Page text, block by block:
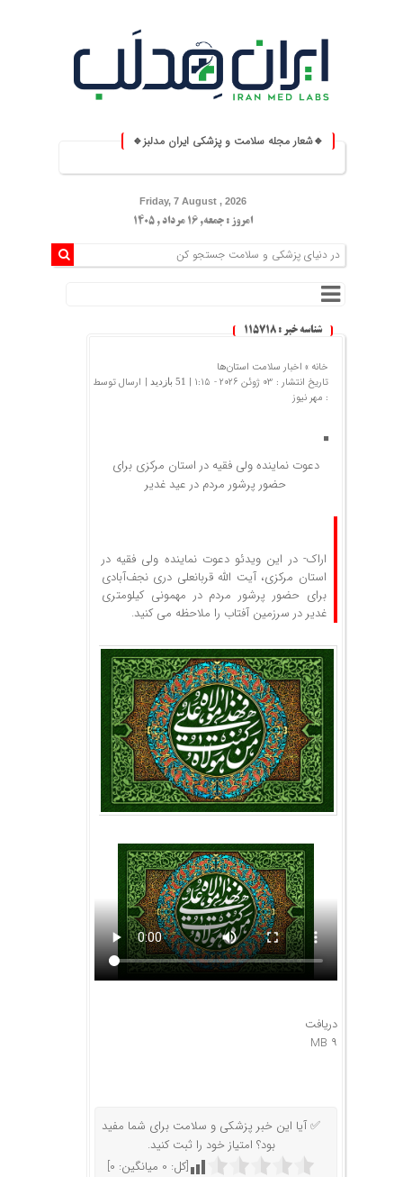
🔹شعار مجله سلامت و پزشکی ایران مدلبز🔹
Friday, 7 August , 2026
امروز : جمعه, ۱۶ مرداد , ۱۴۰۵
شناسه خبر : 115718
خانه » اخبار سلامت استان‌ها
تاریخ انتشار : 03 ژوئن 2026 - 1:15 |
51 بازدید
| ارسال توسط
: مهر نیوز
دعوت نماینده ولی فقیه در استان مرکزی برای
حضور پرشور مردم در عید غدیر
اراک- در این ویدئو دعوت نماینده ولی فقیه در
استان مرکزی، آیت الله قربانعلی دری نجف‌آبادی
برای حضور پرشور مردم در مهمونی کیلومتری
غدیر در سرزمین آفتاب را ملاحظه می کنید.
دریافت
۹ MB
✅ آیا این خبر پزشکی و سلامت برای شما مفید
بود؟ امتیاز خود را ثبت کنید.
[کل: 0 میانگین: 0
]